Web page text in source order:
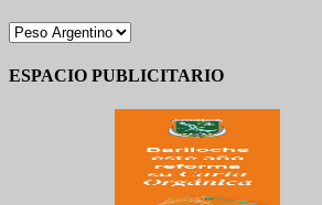
ESPACIO PUBLICITARIO